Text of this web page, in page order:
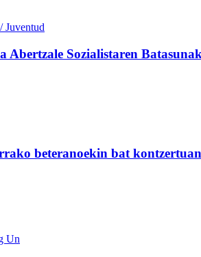
Juventud
Abertzale Sozialistaren
beteranoekin bat
Un